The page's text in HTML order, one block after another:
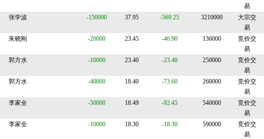
易
张学波 -150000 37.95 -569.25 3210000
大宗交
易
朱晓刚 -20000 23.45 -46.90 136000
竞价交
易
郭方水 -10000 23.40 -23.40 250000
竞价交
易
郭方水 -40000 18.40 -73.60 260000
竞价交
易
李家全 -50000 18.49 -92.45 540000
竞价交
易
李家全 -10000 18.30 -18.30 590000
竞价交
易